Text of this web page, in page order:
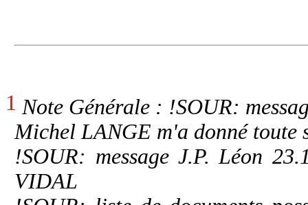
1 Note Générale : !SOUR:
Michel LANGE m'a donné toute
!SOUR: message J.P. Léon
VIDAL